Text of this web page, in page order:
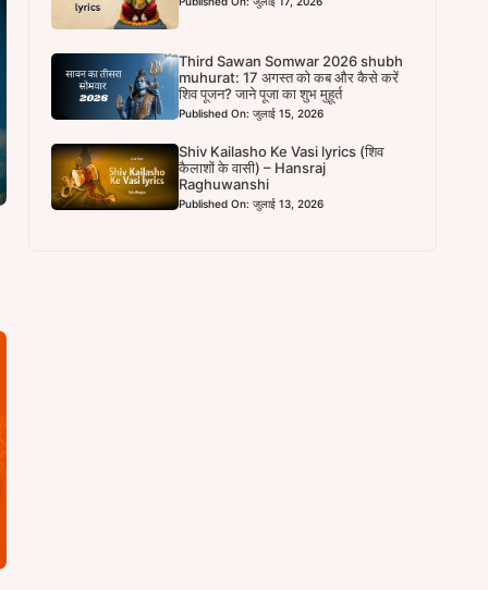
Third Sawan Somwar 2026 shubh
muhurat: 17 अगस्त को कब और कैसे करें
शिव पूजन? जाने पूजा का शुभ मुहूर्त
Published On: जुलाई 15, 2026
Shiv Kailasho Ke Vasi lyrics (शिव
कैलाशों के वासी) – Hansraj
Raghuwanshi
Published On: जुलाई 13, 2026